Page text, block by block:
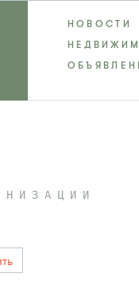
НОВОСТИ